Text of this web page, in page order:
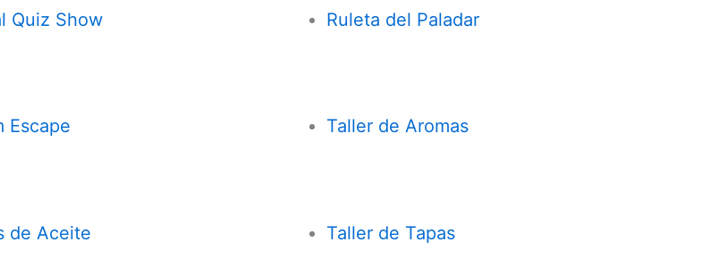
Quiz Show Ruleta del Paladar
Escape Taller de Aromas
de Aceite Taller de Tapas